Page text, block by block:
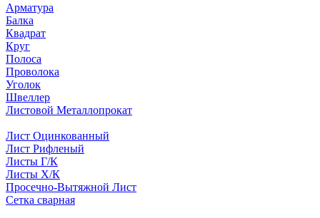
Арматура
Балка
Квадрат
Круг
Полоса
Проволока
Уголок
Швеллер
Листовой Металлопрокат
Лист Оцинкованный
Лист Рифленый
Листы Г/К
Листы Х/К
Просечно-Вытяжной Лист
Сетка сварная